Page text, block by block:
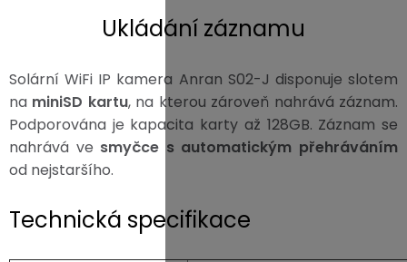
Ukládání záznamu
Solární WiFi IP kamera Anran S02-J disponuje slotem
na miniSD kartu, na kterou zároveň nahrává záznam.
Podporována je kapacita karty až 128GB. Záznam se
nahrává ve smyčce s automatickým přehráváním
od nejstaršího.
Technická specifikace